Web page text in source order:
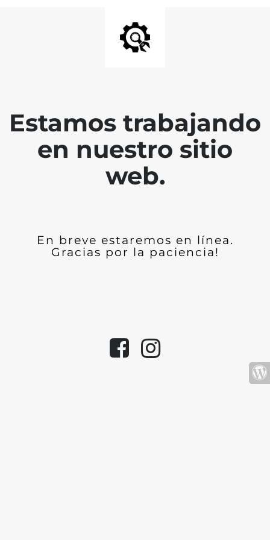
Estamos trabajando
en nuestro sitio
web.
En breve estaremos en línea.
Gracias por la paciencia!